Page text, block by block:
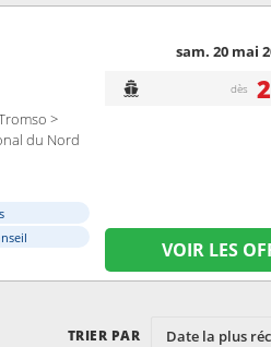
>
du Nord
sam. 20 mai
dès
VOIR LES
TRIER PAR Date la plus